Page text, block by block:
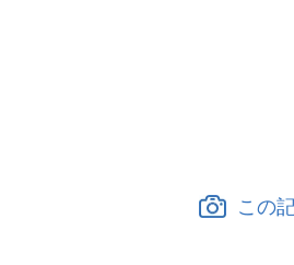
この